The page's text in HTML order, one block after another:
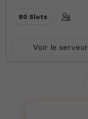
80 Slots
Voir le serveur